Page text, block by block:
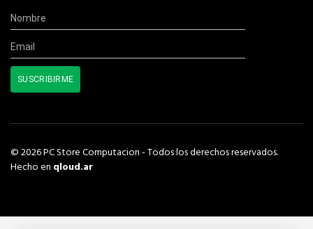
© 2026 PC Store Computacion - Todos los derechos reservados.
Hecho en qloud.ar